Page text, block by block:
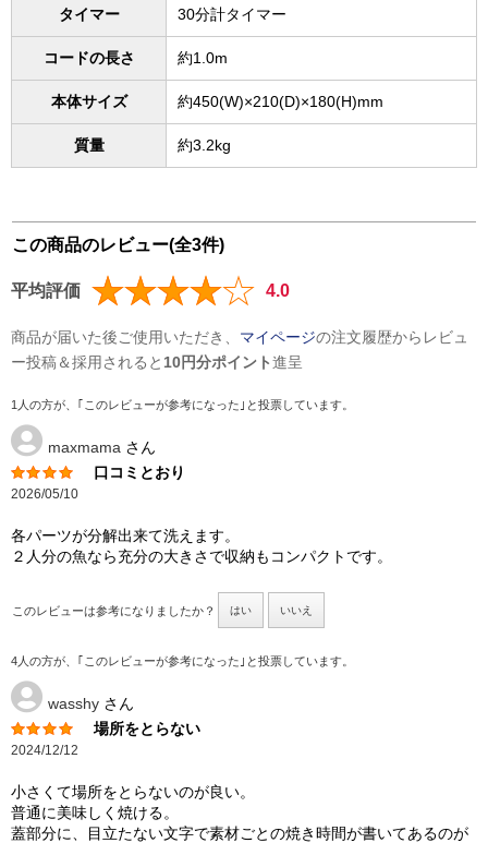
タイマー 30分計タイマー
コードの長さ 約1.0m
本体サイズ 約450(W)×210(D)×180(H)mm
質量 約3.2kg
この商品のレビュー(全3件)
平均評価 4.0
商品が届いた後ご使用いただき、 マイページの注文履歴からレビュ
ー投稿＆採用されると 10円分ポイント進呈
1人の方が、｢このレビューが参考になった｣と投票しています。
maxmama さん
口コミとおり
2026/05/10
各パーツが分解出来て洗えます。
２人分の魚なら充分の大きさで収納もコンパクトです。
このレビューは参考になりましたか？ はい いいえ
4人の方が、｢このレビューが参考になった｣と投票しています。
wasshy さん
場所をとらない
2024/12/12
小さくて場所をとらないのが良い。
普通に美味しく焼ける。
蓋部分に、目立たない文字で素材ごとの焼き時間が書いてあるのが